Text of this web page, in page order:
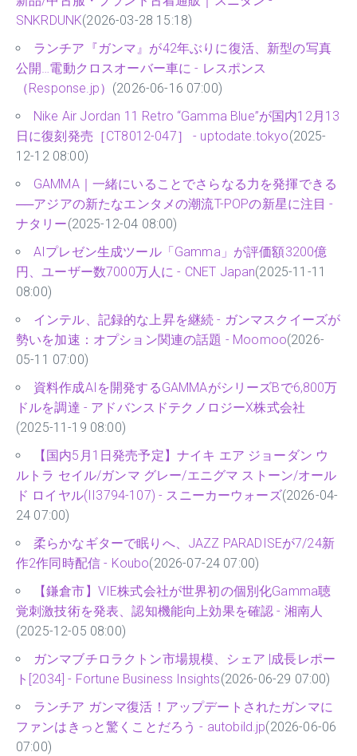
SNKRDUNK(2026-03-28 15:18)
ランチア『ガンマ』が42年ぶりに復活、新型の写真
公開…電動クロスオーバー車に - レスポンス
（Response.jp） (2026-06-16 07:00)
Nike Air Jordan 11 Retro “Gamma Blue”が国内12月13
日に復刻発売［CT8012-047］ - uptodate.tokyo(2025-
12-12 08:00)
GAMMA｜一緒にいることでさらなる力を発揮できる
──アジアの新たなエンタメの潮流T-POPの新星に注目 -
ナタリー(2025-12-04 08:00)
AIプレゼン生成ツール「Gamma」が評価額3200億
円、ユーザー数7000万人に - CNET Japan(2025-11-11
08:00)
インテル、記録的な上昇を継続 - ガンマスクイーズが
勢いを加速：オプション関連の話題 - Moomoo(2026-
05-11 07:00)
資料作成AIを開発するGAMMAがシリーズBで6,800万
ドルを調達 - アドバンスドテクノロジーX株式会社
(2025-11-19 08:00)
【国内5月1日発売予定】ナイキ エア ジョーダン ウ
ルトラ セイル/ガンマ グレー/エニグマ ストーン/オール
ド ロイヤル(II3794-107) - スニーカーウォーズ(2026-04-
24 07:00)
柔らかなギターで眠りへ、JAZZ PARADISEが7/24新
作2作同時配信 - Koubo(2026-07-24 07:00)
【鎌倉市】VIE株式会社が世界初の個別化Gamma聴
覚刺激技術を発表、認知機能向上効果を確認 - 湘南人
(2025-12-05 08:00)
ガンマブチロラクトン市場規模、シェア |成長レポー
ト[2034] - Fortune Business Insights(2026-06-29 07:00)
ランチア ガンマ復活！アップデートされたガンマに
ファンはきっと驚くことだろう - autobild.jp(2026-06-06
07:00)